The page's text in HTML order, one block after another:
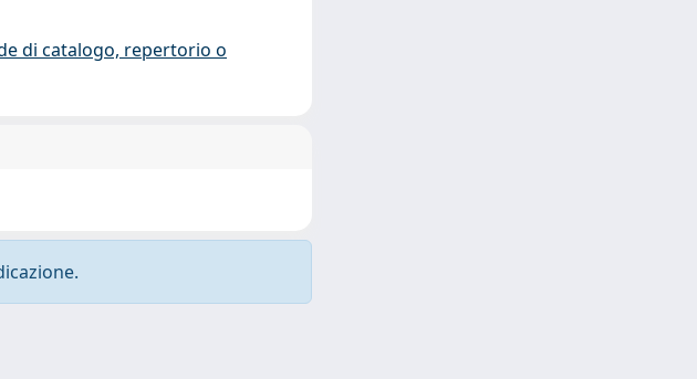
di catalogo, repertorio o